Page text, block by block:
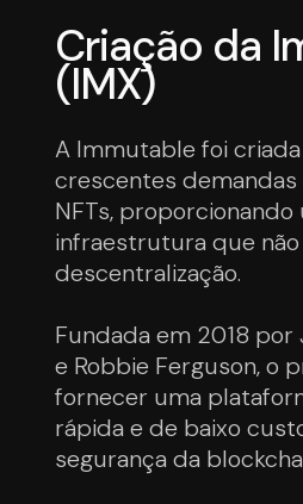
Criação da
(IMX)
A Immutable foi
crescentes
NFTs, proporcionando
infraestrutura que não
descentralização.
Fundada em 2018 por
e Robbie Ferguson, o
fornecer uma
rápida e de baixo
segurança da